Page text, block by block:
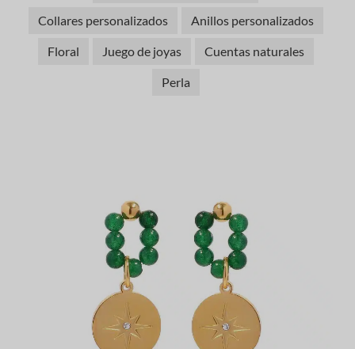
Collares personalizados Anillos personalizados
Floral Juego de joyas Cuentas naturales
Perla